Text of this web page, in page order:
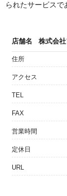
られたサービス
店舗名 株式会
住所
アクセス
TEL
FAX
営業時間
定休日
URL